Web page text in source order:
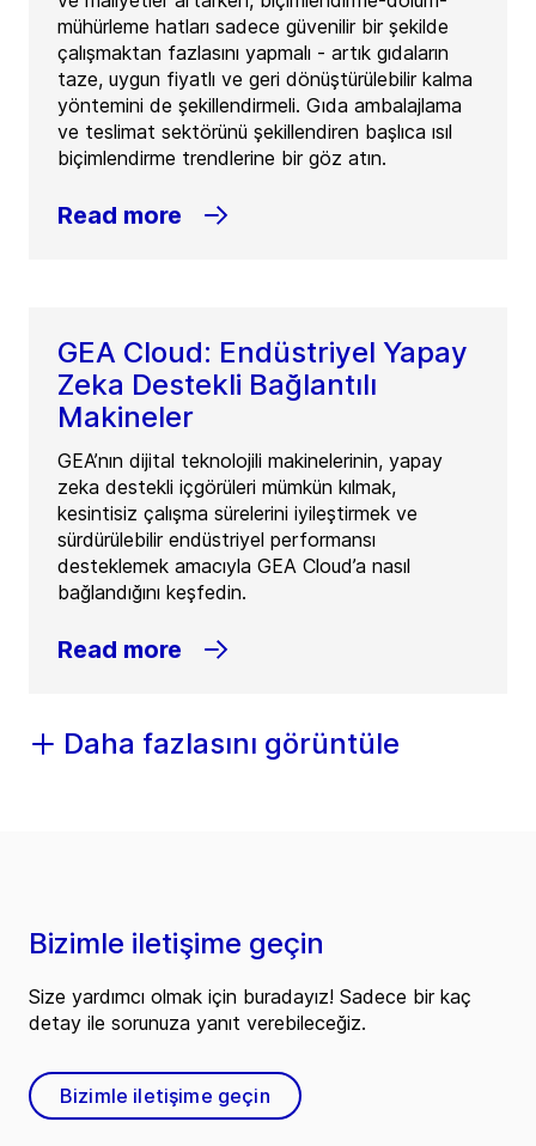
mühürleme hatları sadece güvenilir bir şekilde
çalışmaktan fazlasını yapmalı - artık gıdaların
taze, uygun fiyatlı ve geri dönüştürülebilir kalma
yöntemini de şekillendirmeli. Gıda ambalajlama
ve teslimat sektörünü şekillendiren başlıca ısıl
biçimlendirme trendlerine bir göz atın.
Read more
GEA Cloud: Endüstriyel Yapay
Zeka Destekli Bağlantılı
Makineler
GEA’nın dijital teknolojili makinelerinin, yapay
zeka destekli içgörüleri mümkün kılmak,
kesintisiz çalışma sürelerini iyileştirmek ve
sürdürülebilir endüstriyel performansı
desteklemek amacıyla GEA Cloud’a nasıl
bağlandığını keşfedin.
Read more
Daha fazlasını görüntüle
Bizimle iletişime geçin
Size yardımcı olmak için buradayız! Sadece bir kaç
detay ile sorunuza yanıt verebileceğiz.
Bizimle iletişime geçin